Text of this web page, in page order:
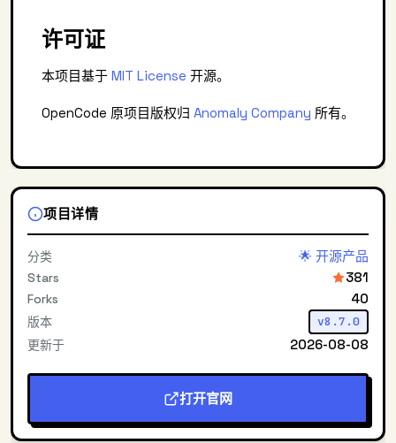
许可证
本项目基于 MIT License 开源。
OpenCode 原项目版权归 Anomaly Company 所有。
项目详情
分类 🌟 开源产品
Stars 381
Forks 40
版本 v8.7.0
更新于 2026-08-08
打开官网